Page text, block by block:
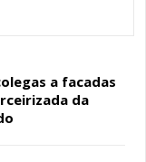
a facadas
da